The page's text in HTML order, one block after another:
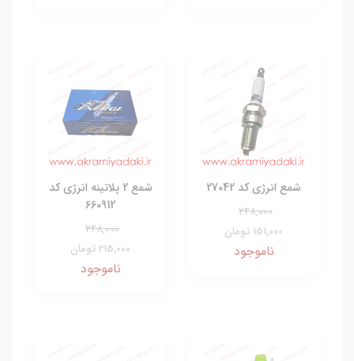
شمع انرژی کد 27042
248,000
151,000 تومان
ناموجود
شمع 2 پلاتینه انرژی کد
660912
248,000
215,000 تومان
ناموجود